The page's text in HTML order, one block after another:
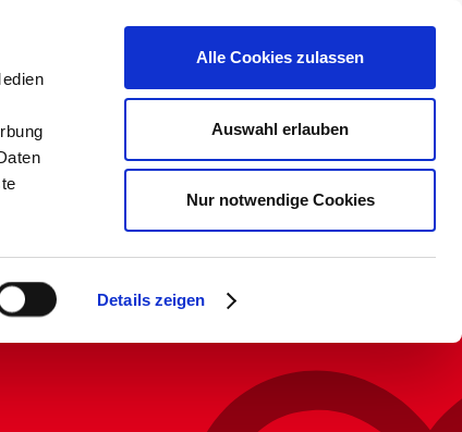
Details zeigen
Alle Cookies zulassen
Auswahl erlauben
Nur notwendige Cookies
Schriftgröße
Einrichtungen
Über uns
Individuelle Betreuung
nach
Unterrichtsschluss.